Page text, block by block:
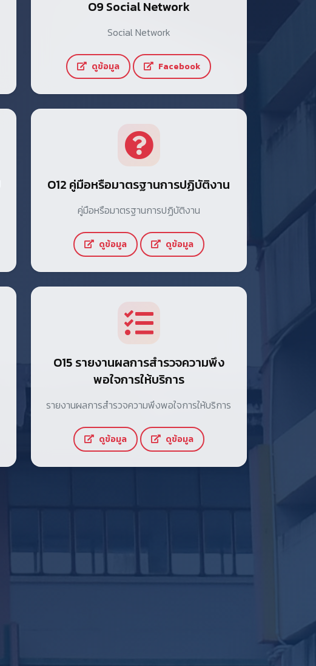
O9 Social Network
Social Network
ดูข้อมูล Facebook
O12 คู่มือหรือมาตรฐานการปฏิบัติงาน
คู่มือหรือมาตรฐานการปฏิบัติงาน
ดูข้อมูล ดูข้อมูล
O15 รายงานผลการสำรวจความพึง
พอใจการให้บริการ
รายงานผลการสำรวจความพึงพอใจการให้บริการ
ดูข้อมูล ดูข้อมูล